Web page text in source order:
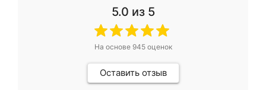
5.0 из 5
На основе 945оценок
Оставить отзыв